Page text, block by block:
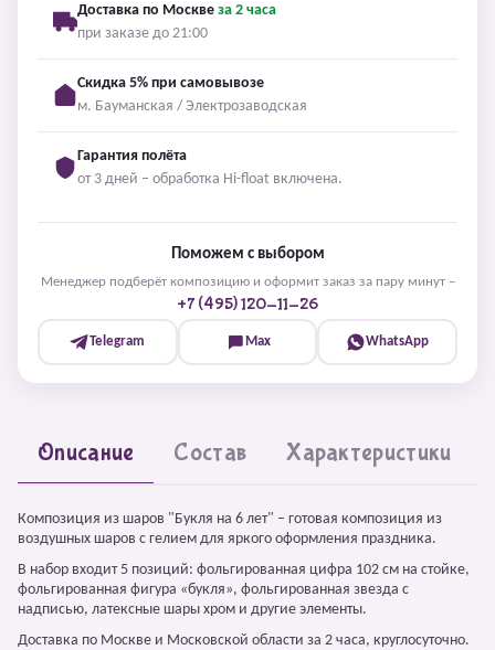
Доставка по Москве за 2 часа
при заказе до 21:00
Скидка 5% при самовывозе
м. Бауманская / Электрозаводская
Гарантия полёта
от 3 дней – обработка Hi-float включена.
Поможем с выбором
Менеджер подберёт композицию и оформит заказ за пару минут –
+7 (495) 120-11-26
Telegram Max WhatsApp
Описание Состав Характеристики
Композиция из шаров "Букля на 6 лет" – готовая композиция из
воздушных шаров с гелием для яркого оформления праздника.
В набор входит 5 позиций: фольгированная цифра 102 см на стойке,
фольгированная фигура «букля», фольгированная звезда с
надписью, латексные шары хром и другие элементы.
Доставка по Москве и Московской области за 2 часа, круглосуточно.